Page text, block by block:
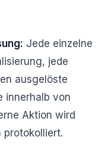
Jede einzelne
jede
ausgelöste
innerhalb von
Aktion wird
protokolliert.